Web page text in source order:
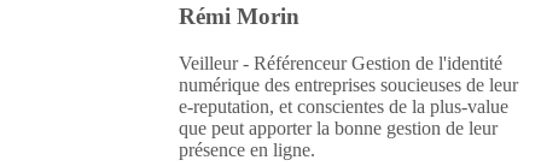
Rémi Morin
Veilleur - Référenceur Gestion de l'identité
numérique des entreprises soucieuses de leur
e-reputation, et conscientes de la plus-value
que peut apporter la bonne gestion de leur
présence en ligne.